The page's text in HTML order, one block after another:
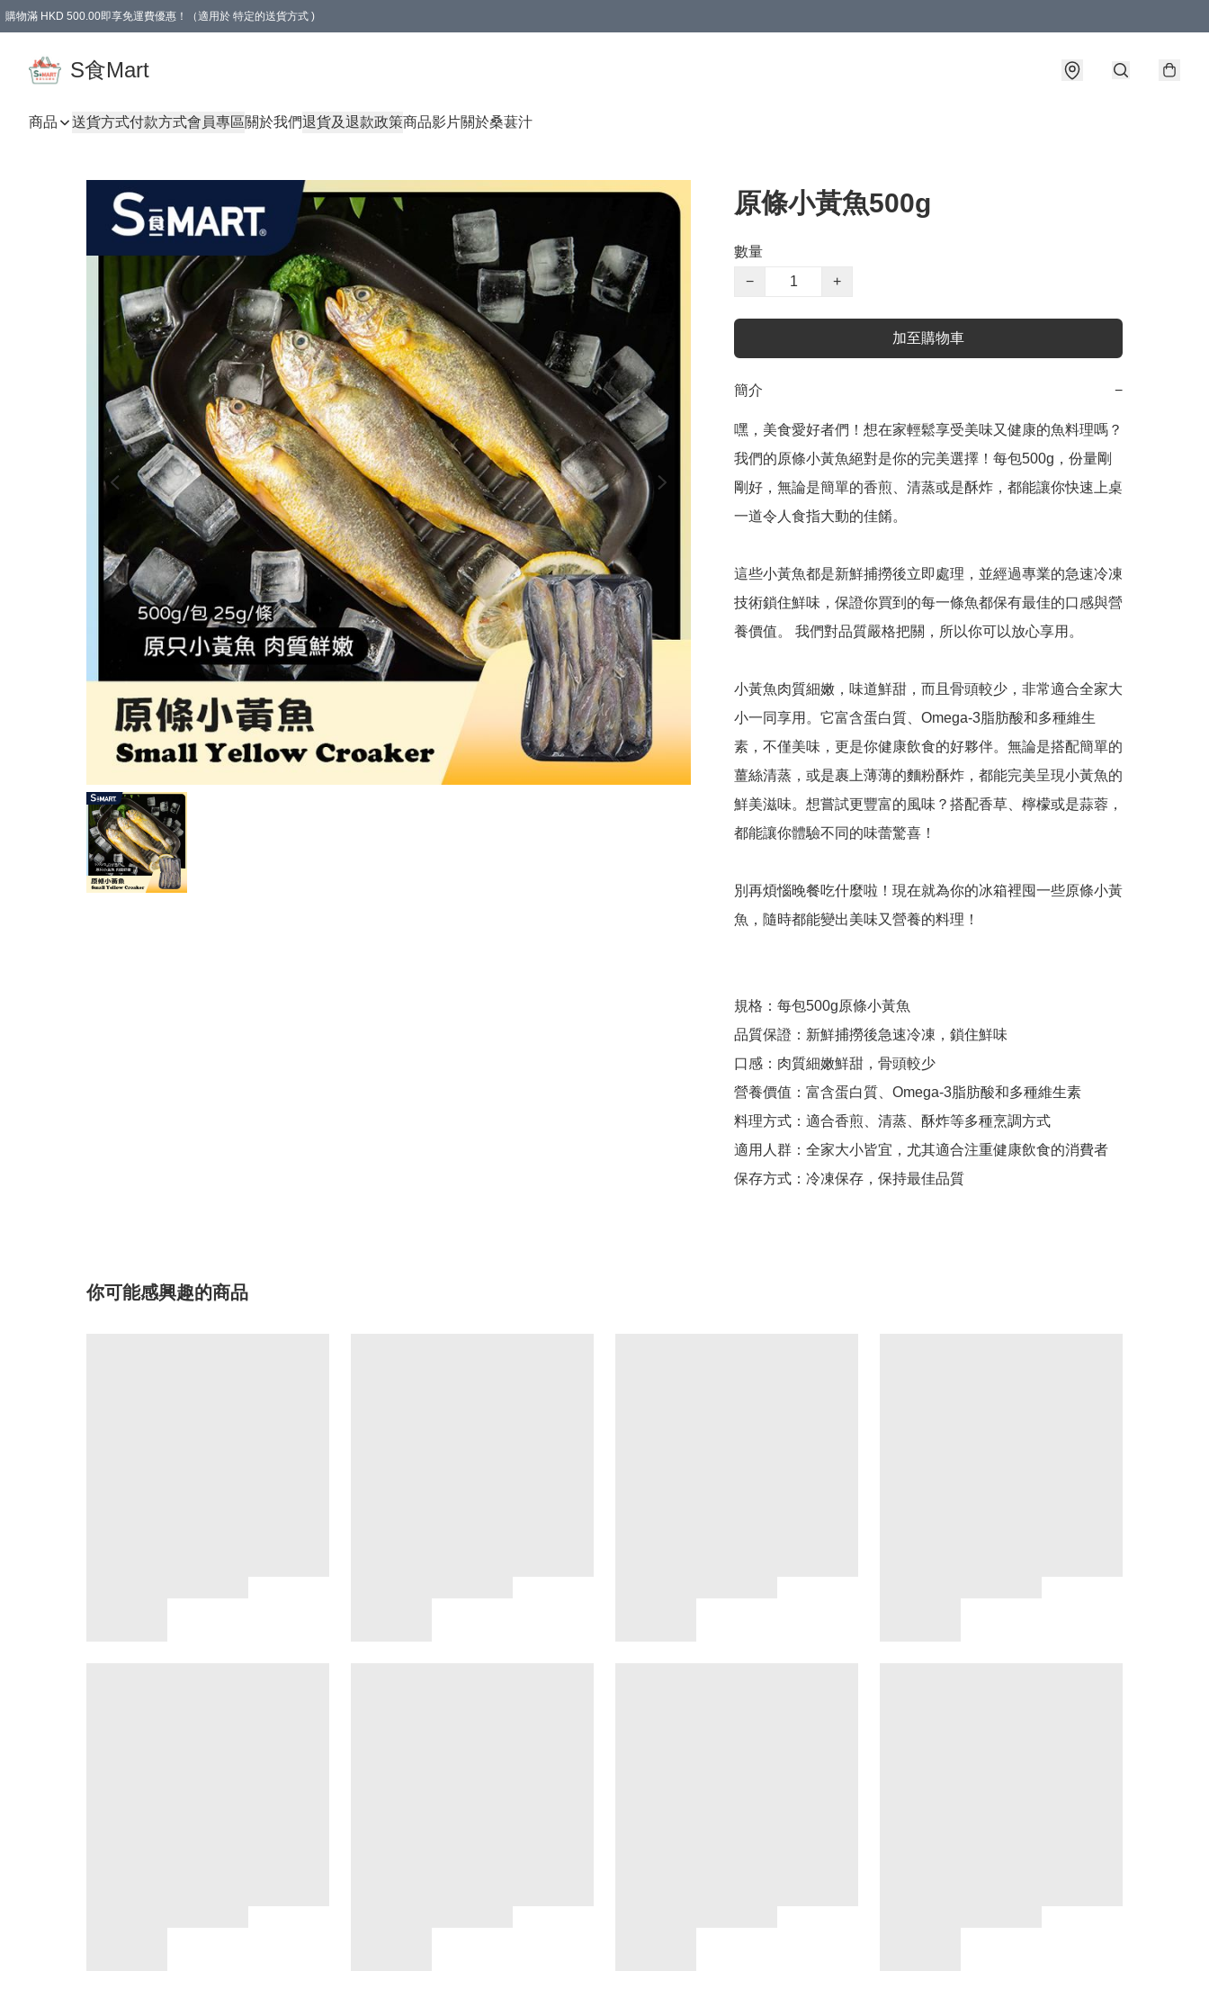
購物滿 HKD 500.00即享免運費優惠！（適用於 特定的送貨方式 )
S食Mart
商品 送貨方式付款方式會員專區關於我們退貨及退款政策商品影片關於桑葚汁
原條小黃魚500g
數量
−
+
加至購物車
簡介 −
嘿，美食愛好者們！想在家輕鬆享受美味又健康的魚料理嗎？
我們的原條小黃魚絕對是你的完美選擇！每包500g，份量剛
剛好，無論是簡單的香煎、清蒸或是酥炸，都能讓你快速上桌
一道令人食指大動的佳餚。
這些小黃魚都是新鮮捕撈後立即處理，並經過專業的急速冷凍
技術鎖住鮮味，保證你買到的每一條魚都保有最佳的口感與營
養價值。 我們對品質嚴格把關，所以你可以放心享用。
小黃魚肉質細嫩，味道鮮甜，而且骨頭較少，非常適合全家大
小一同享用。它富含蛋白質、Omega-3脂肪酸和多種維生
素，不僅美味，更是你健康飲食的好夥伴。無論是搭配簡單的
薑絲清蒸，或是裹上薄薄的麵粉酥炸，都能完美呈現小黃魚的
鮮美滋味。想嘗試更豐富的風味？搭配香草、檸檬或是蒜蓉，
都能讓你體驗不同的味蕾驚喜！
別再煩惱晚餐吃什麼啦！現在就為你的冰箱裡囤一些原條小黃
魚，隨時都能變出美味又營養的料理！
規格：每包500g原條小黃魚
品質保證：新鮮捕撈後急速冷凍，鎖住鮮味
口感：肉質細嫩鮮甜，骨頭較少
營養價值：富含蛋白質、Omega-3脂肪酸和多種維生素
料理方式：適合香煎、清蒸、酥炸等多種烹調方式
適用人群：全家大小皆宜，尤其適合注重健康飲食的消費者
你可能感興趣的商品